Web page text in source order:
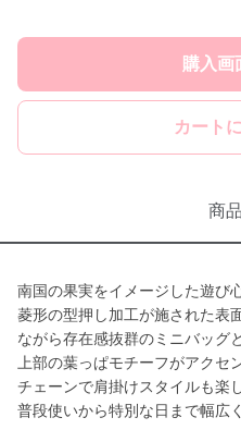
購入画
カート
商
南国の果実をイメージした遊び
菱形の型押し加工が施された表
ながら存在感抜群のミニバッグ
上部の葉っぱモチーフがアク
チェーンで肩掛けスタイルも楽
普段使いから特別な日まで幅広